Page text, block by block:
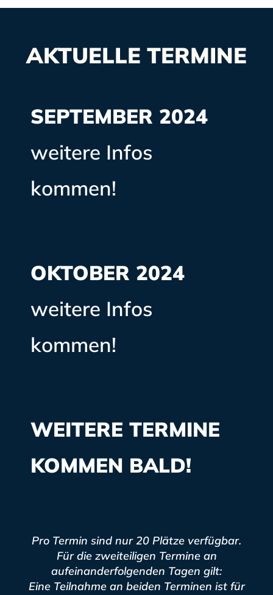
AKTUELLE TERMINE
SEPTEMBER 2024
weitere Infos
kommen!
OKTOBER 2024
weitere Infos
kommen!
WEITERE TERMINE
KOMMEN BALD!
Pro Termin sind nur 20 Plätze verfügbar.
Für die zweiteiligen Termine an
aufeinanderfolgenden Tagen gilt:
Eine Teilnahme an beiden Terminen ist für